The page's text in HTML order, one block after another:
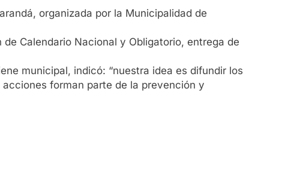
organizada por la Municipalidad de
Calendario Nacional y Obligatorio, entrega de
municipal, indicó: “nuestra idea es difundir los
forman parte de la prevención y